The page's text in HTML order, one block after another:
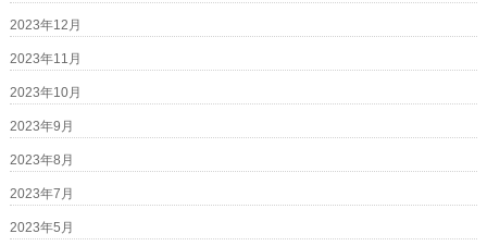
2023年12月
2023年11月
2023年10月
2023年9月
2023年8月
2023年7月
2023年5月